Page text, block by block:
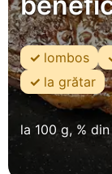
lombos
la grătar
la 100 g, %